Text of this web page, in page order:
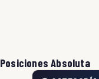
Posiciones Absoluta